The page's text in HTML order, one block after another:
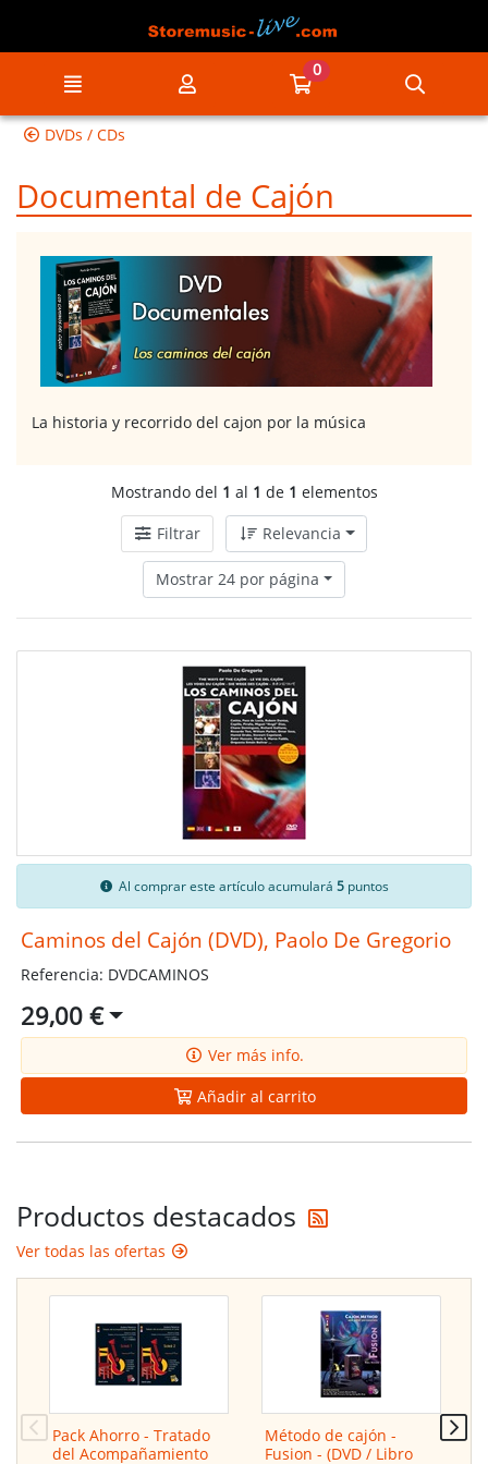
Ir a mi compra
0
DVDs / CDs
Documental de Cajón
La historia y recorrido del cajon por la música
Mostrando del 1 al 1 de 1 elementos
Filtrar Relevancia
Mostrar 24 por página
Al comprar este artículo acumulará 5puntos
Caminos del Cajón (DVD), Paolo De Gregorio
Referencia: DVDCAMINOS
29,00 €
Ver más info.
Añadir al carrito
Productos destacados
Ver todas las ofertas
Pack Ahorro - Tratado
del Acompañamiento
Método de cajón -
Fusion - (DVD / Libro